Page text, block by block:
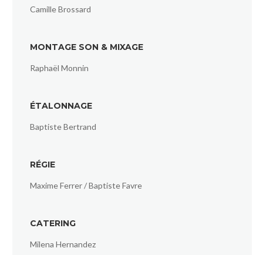
Camille Brossard
MONTAGE SON & MIXAGE
Raphaël Monnin
ÉTALONNAGE
Baptiste Bertrand
RÉGIE
Maxime Ferrer / Baptiste Favre
CATERING
Milena Hernandez